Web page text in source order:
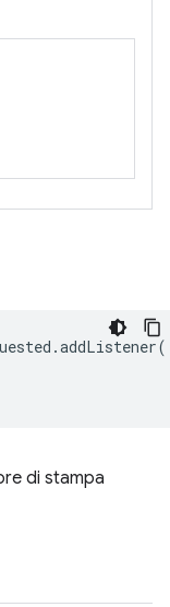
.addListener(
di stampa